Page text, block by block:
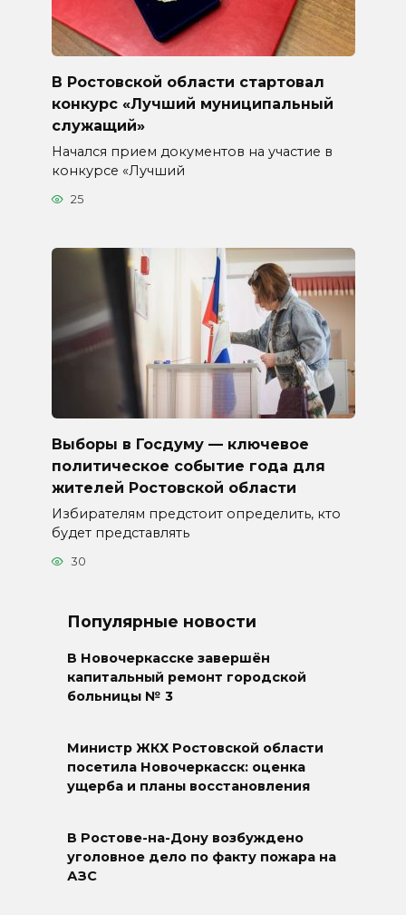
В Ростовской области стартовал
конкурс «Лучший муниципальный
служащий»
Начался прием документов на участие в
конкурсе «Лучший
25
Выборы в Госдуму — ключевое
политическое событие года для
жителей Ростовской области
Избирателям предстоит определить, кто
будет представлять
30
Популярные новости
В Новочеркасске завершён
капитальный ремонт городской
больницы № 3
Министр ЖКХ Ростовской области
посетила Новочеркасск: оценка
ущерба и планы восстановления
В Ростове-на-Дону возбуждено
уголовное дело по факту пожара на
АЗС